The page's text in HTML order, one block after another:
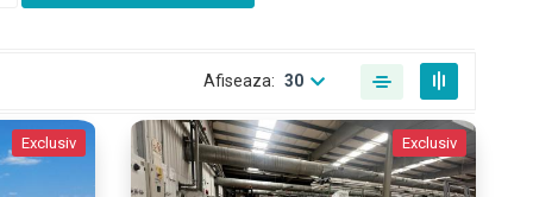
Afiseaza: 30
Exclusiv Exclusiv